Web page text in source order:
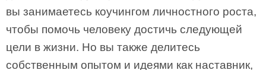
вы занимаетесь коучингом личностного роста,
чтобы помочь человеку достичь следующей
цели в жизни. Но вы также делитесь
собственным опытом и идеями как наставник,